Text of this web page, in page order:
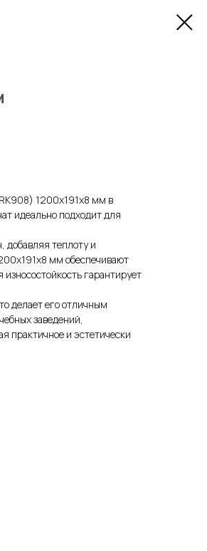
1200x191x8 мм в
идеально подходит для
добавляя теплоту и
мм обеспечивают
гарантирует
делает его отличным
заведений,
практичное и эстетически